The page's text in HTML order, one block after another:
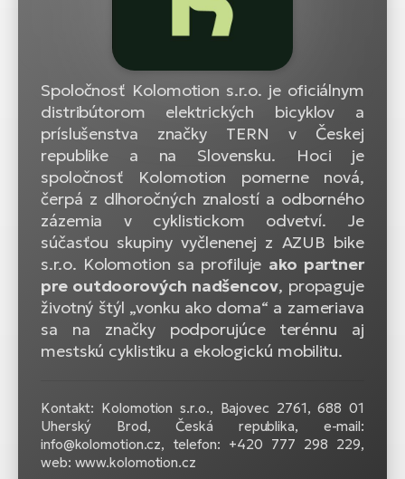
Spoločnosť Kolomotion s.r.o. je oficiálnym
distribútorom elektrických bicyklov a
príslušenstva značky TERN v Českej
republike a na Slovensku. Hoci je
spoločnosť Kolomotion pomerne nová,
čerpá z dlhoročných znalostí a odborného
zázemia v cyklistickom odvetví. Je
súčasťou skupiny vyčlenenej z AZUB bike
s.r.o. Kolomotion sa profiluje ako partner
pre outdoorových nadšencov, propaguje
životný štýl „vonku ako doma“ a zameriava
sa na značky podporujúce terénnu aj
mestskú cyklistiku a ekologickú mobilitu.
Kontakt: Kolomotion s.r.o., Bajovec 2761, 688 01
Uherský Brod, Česká republika, e-mail:
info@kolomotion.cz, telefon: +420 777 298 229,
web: www.kolomotion.cz